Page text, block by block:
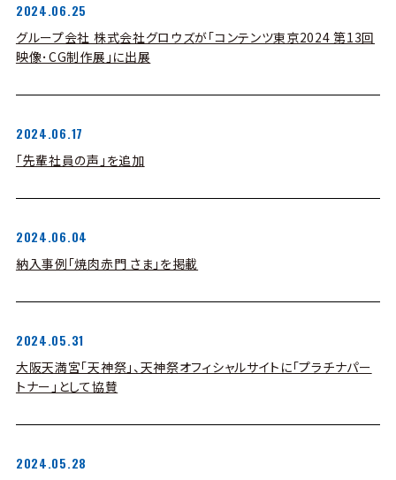
2024.06.25
グループ会社 株式会社グロウズが「コンテンツ東京2024 第13回
映像･CG制作展」に出展
2024.06.17
「先輩社員の声」を追加
2024.06.04
納入事例「焼肉赤門 さま」を掲載
2024.05.31
大阪天満宮「天神祭」、天神祭オフィシャルサイトに「プラチナパー
トナー」として協賛
2024.05.28